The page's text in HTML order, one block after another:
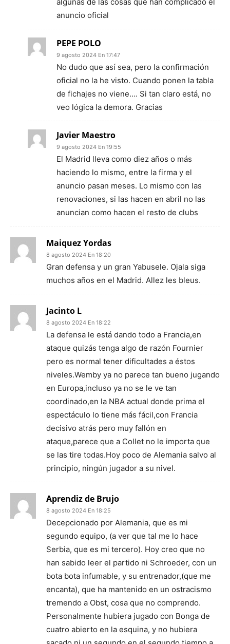
anuncio oficial
PEPE POLO
9 agosto 2024 En 17:47
No dudo que así sea, pero la confirmación
oficial no la he visto. Cuando ponen la tabla
de fichajes no viene…. Si tan claro está, no
veo lógica la demora. Gracias
Javier Maestro
9 agosto 2024 En 19:55
El Madrid lleva como diez años o más
haciendo lo mismo, entre la firma y el
anuncio pasan meses. Lo mismo con las
renovaciones, si las hacen en abril no las
anuncian como hacen el resto de clubs
Maiquez Yordas
8 agosto 2024 En 18:20
Gran defensa y un gran Yabusele. Ojala siga
muchos años en el Madrid. Allez les bleus.
Jacinto L
8 agosto 2024 En 18:22
La defensa le está dando todo a Francia,en
ataque quizás tenga algo de razón Fournier
pero es normal tener dificultades a éstos
niveles.Wemby ya no parece tan bueno jugando
en Europa,incluso ya no se le ve tan
coordinado,en la NBA actual donde prima el
espectáculo lo tiene más fácil,con Francia
decisivo atrás pero muy fallón en
ataque,parece que a Collet no le importa que
se las tire todas.Hoy poco de Alemania salvo al
principio, ningún jugador a su nivel.
Aprendiz de Brujo
8 agosto 2024 En 18:25
Decepcionado por Alemania, que es mi
segundo equipo, (a ver que tal me lo hace
Serbia, que es mi tercero). Hoy creo que no
han sabido leer el partido ni Schroeder, con un
bota bota infumable, y su entrenador,(que me
encanta), que ha mantenido en un ostracismo
tremendo a Obst, cosa que no comprendo.
Personalmente hubiera jugado con Bonga de
cuatro abierto en la esquina, y no hubiera